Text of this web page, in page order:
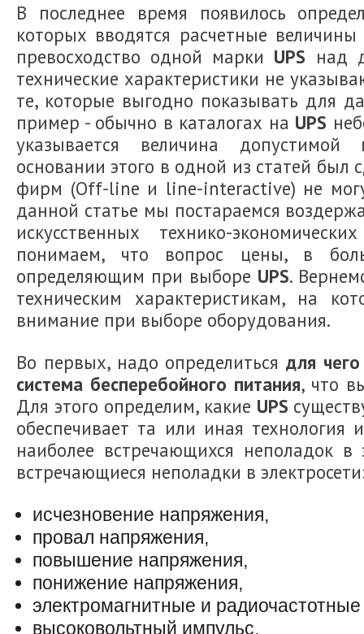
В последнее время появилось
которых вводятся расчетные
превосходство одной марки UPS над
технические характеристики не
те, которые выгодно показывать для
пример - обычно в каталогах на UPS
указывается величина допустимой
основании этого в одной из статей был
фирм (Off-line и line-interactive) не
данной статье мы постараемся
искусственных технико-
понимаем, что вопрос цены, в
определяющим при выборе UPS.
техническим характеристикам, на
внимание при выборе оборудования.
Во первых, надо определиться для
система бесперебойного питания, что
Для этого определим, какие UPS
обеспечивает та или иная технология
наиболее встречающихся неполадок в
встречающиеся неполадки в
исчезновение напряжения,
провал напряжения,
повышение напряжения,
понижение напряжения,
электромагнитные и
высоковольтный импульс,